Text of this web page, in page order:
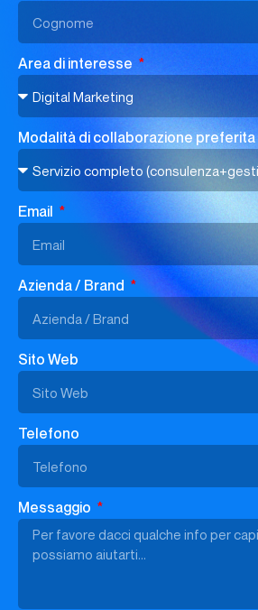
Area di interesse
Modalità di collaborazione preferita
Email
Azienda / Brand
Sito Web
Telefono
Messaggio